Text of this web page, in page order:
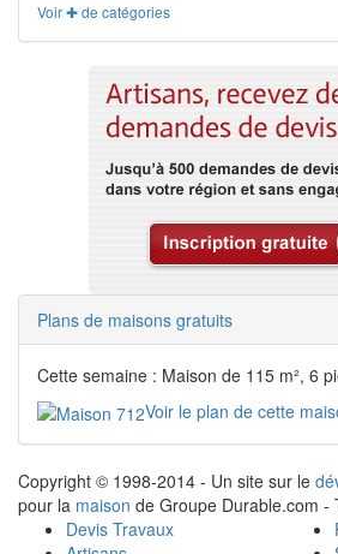
Voir ✚ de catégories
Plans de maisons gratuits
Cette semaine : Maison de 115 m², 6
Voir le plan de cette
Copyright © 1998-2014 - Un site sur le
pour la maison de Groupe Durable.com -
Devis Travaux